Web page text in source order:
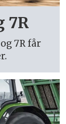
7R
7R får